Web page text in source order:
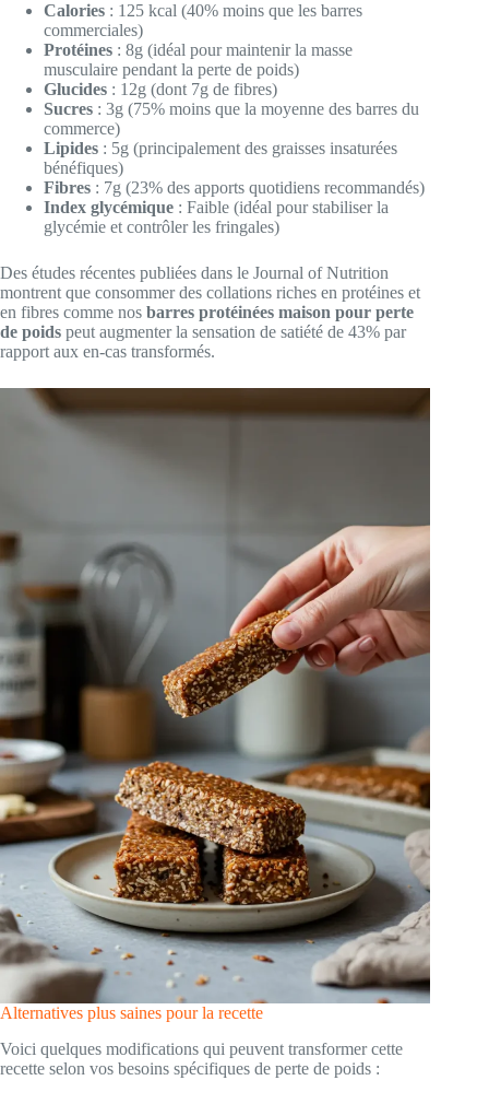
Calories : 125 kcal (40% moins que les barres
commerciales)
Protéines : 8g (idéal pour maintenir la masse
musculaire pendant la perte de poids)
Glucides : 12g (dont 7g de fibres)
Sucres : 3g (75% moins que la moyenne des barres du
commerce)
Lipides : 5g (principalement des graisses insaturées
bénéfiques)
Fibres : 7g (23% des apports quotidiens recommandés)
Index glycémique : Faible (idéal pour stabiliser la
glycémie et contrôler les fringales)
Des études récentes publiées dans le Journal of Nutrition
montrent que consommer des collations riches en protéines et
en fibres comme nos barres protéinées maison pour perte
de poids peut augmenter la sensation de satiété de 43% par
rapport aux en-cas transformés.
Alternatives plus saines pour la recette
Voici quelques modifications qui peuvent transformer cette
recette selon vos besoins spécifiques de perte de poids :